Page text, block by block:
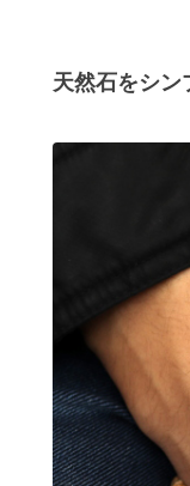
天然石をシン